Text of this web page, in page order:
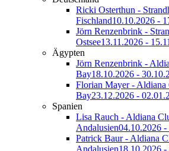
Ricki Osterthun -
Fischland10.10.2026 -
Jörn Renzenbrink -
Ostsee13.11.2026 -
Ägypten
Jörn Renzenbrink -
Bay18.10.2026 -
Florian Mayer - Aldiana
Bay23.12.2026 -
Spanien
Lisa Rauch - Aldiana
Andalusien04.10.2026
Patrick Baur - Aldiana
Andalusien18.10.2026